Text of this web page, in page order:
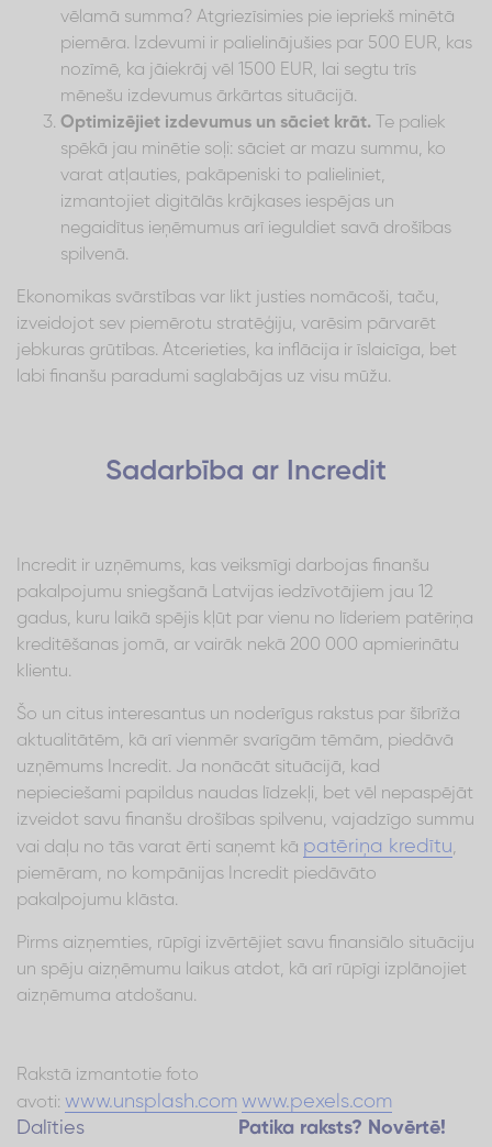
vēlamā summa? Atgriezīsimies pie iepriekš minētā
piemēra. Izdevumi ir palielinājušies par 500 EUR, kas
nozīmē, ka jāiekrāj vēl 1500 EUR, lai segtu trīs
mēnešu izdevumus ārkārtas situācijā.
Optimizējiet izdevumus un sāciet krāt. Te paliek
spēkā jau minētie soļi: sāciet ar mazu summu, ko
varat atļauties, pakāpeniski to palieliniet,
izmantojiet digitālās krājkases iespējas un
negaidītus ieņēmumus arī ieguldiet savā drošības
spilvenā.
Ekonomikas svārstības var likt justies nomācoši, taču,
izveidojot sev piemērotu stratēģiju, varēsim pārvarēt
jebkuras grūtības. Atcerieties, ka inflācija ir īslaicīga, bet
labi finanšu paradumi saglabājas uz visu mūžu.
Sadarbība ar Incredit
Incredit ir uzņēmums, kas veiksmīgi darbojas finanšu
pakalpojumu sniegšanā Latvijas iedzīvotājiem jau 12
gadus, kuru laikā spējis kļūt par vienu no līderiem patēriņa
kreditēšanas jomā, ar vairāk nekā 200 000 apmierinātu
klientu.
Šo un citus interesantus un noderīgus rakstus par šībrīža
aktualitātēm, kā arī vienmēr svarīgām tēmām, piedāvā
uzņēmums Incredit. Ja nonācāt situācijā, kad
nepieciešami papildus naudas līdzekļi, bet vēl nepaspējāt
izveidot savu finanšu drošības spilvenu, vajadzīgo summu
vai daļu no tās varat ērti saņemt kā patēriņa kredītu,
piemēram, no kompānijas Incredit piedāvāto
pakalpojumu klāsta.
Pirms aizņemties, rūpīgi izvērtējiet savu finansiālo situāciju
un spēju aizņēmumu laikus atdot, kā arī rūpīgi izplānojiet
aizņēmuma atdošanu.
Rakstā izmantotie foto
avoti: www.unsplash.com www.pexels.com
Dalīties
Patika raksts? Novērtē!